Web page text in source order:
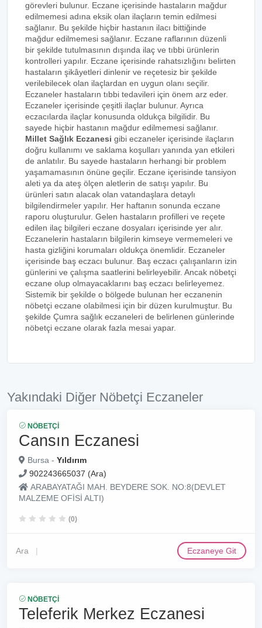
görevleri bulunur. Eczane içerisinde hastaların mağdur
edilmemesi adına eksik olan ilaçların temin edilmesi
sağlanır. Bu şekilde hiçbir hastanın ilacı bittiğinde
mağdur edilmemesi sağlanır. Eczane raflarının düzenli
bir şekilde tutulmasının dışında ilaç ve tıbbi ürünlerin
kontrolleri yapılır. Eczane içerisinde rahatsızlığını belirten
hastaların şikâyetleri dinlenir ve reçetesiz bir şekilde
verilebilecek olan ilaçlardan en uygun olanı seçilir.
Eczaneler hastaların tıbbi tedavileri için önem arz eder.
Eczaneler içerisinde çeşitli ilaçlar bulunur. Ayrıca
eczacılarda ilaçlar konusunda oldukça bilgilidir. Bu
sayede hiçbir hastanın mağdur edilmemesi sağlanır.
Millet Sağlık Eczanesi gibi eczaneler içerisinde ilaçların
doğru kullanımı ve saklama koşulları yanında yan etkileri
de anlatılır. Bu sayede hastaların herhangi bir problem
yaşamamasının önüne geçilir. Eczane içerisinde tansiyon
aleti ya da ateş ölçen aletlerin de satışı yapılır. Bu
ürünleri satın alacak olan vatandaşlara detaylı
bilgilendirmeler yapılır. Her haftanın sonunda eczane
raporu oluşturulur. Gelen hastaların profilleri ve reçete
edilen ilaç bilgileri eczane dosyaları içerisinde yer alır.
Eczanelerin hastaların bilgilerin kimseye vermemeleri ve
hasta gizliğini korumaları oldukça önemlidir. Eczaneler
içerisinde baş eczacı bulunur. Baş eczacı çalışanların izin
günlerini ve çalışma saatlerini belirleyebilir. Ancak nöbetçi
eczane olup olmayacaklarını baş eczacı belirleyemez.
Sistemik bir şekilde o bölgede bulunan her eczanenin
nöbetçi eczane olabilmesi için bir düzen kurulmuştur. Bu
şekilde Çumra sağlık eczaneleri de belirlenen günlerinde
nöbetçi eczane olarak fazla mesai yapar.
Yakındaki Diğer Nöbetçi Eczaneler
NÖBETÇI
Cansın Eczanesi
Bursa - Yıldırım
902243665037 (Ara)
ARABAYATAĞI MAH. BEYDERE SOK. NO:8(DEVLET
MALZEME OFİSİ ALTI)
(0)
Ara Eczaneye Git
NÖBETÇI
Teleferik Merkez Eczanesi